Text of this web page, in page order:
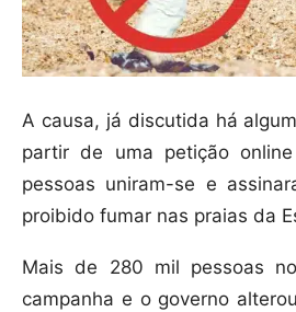
A causa, já discutida há
partir de uma petição
pessoas uniram-se e
proibido fumar nas praias da
Mais de 280 mil pessoas
campanha e o governo